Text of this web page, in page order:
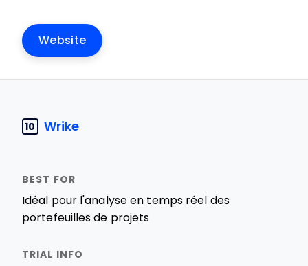
Website
10 Wrike
Idéal pour l'analyse en temps réel des
portefeuilles de projets